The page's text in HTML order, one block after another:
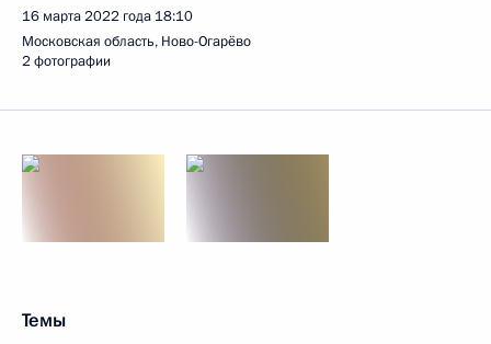
16 марта 2022 года 18:10
Московская область, Ново-Огарёво
2 фотографии
Темы